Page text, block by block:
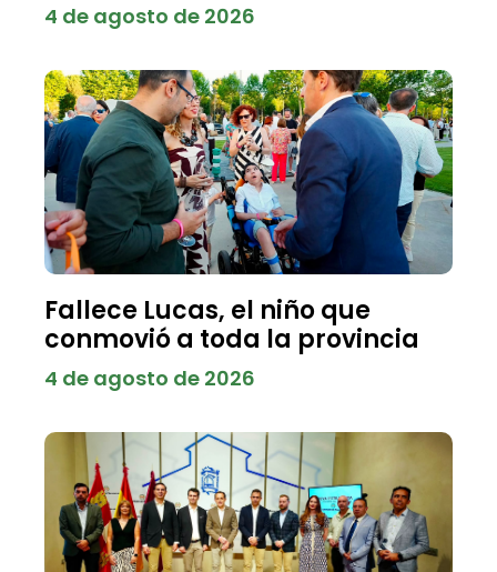
4 de agosto de 2026
Fallece Lucas, el niño que
conmovió a toda la provincia
4 de agosto de 2026